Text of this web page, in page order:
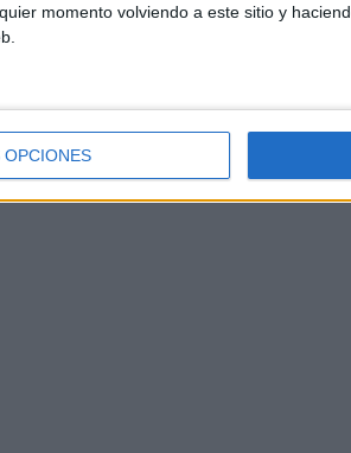
momento volviendo a este sitio y
OPCIONES